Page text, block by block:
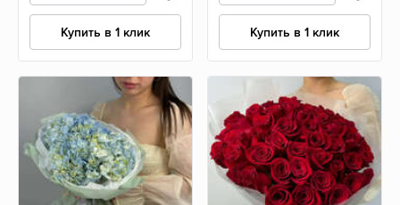
Купить в 1 клик Купить в 1 клик